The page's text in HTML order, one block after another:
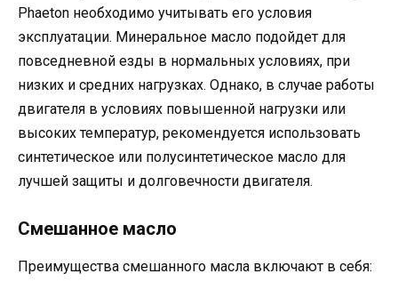
Phaeton необходимо учитывать его условия
эксплуатации. Минеральное масло подойдет для
повседневной езды в нормальных условиях, при
низких и средних нагрузках. Однако, в случае работы
двигателя в условиях повышенной нагрузки или
высоких температур, рекомендуется использовать
синтетическое или полусинтетическое масло для
лучшей защиты и долговечности двигателя.
Смешанное масло
Преимущества смешанного масла включают в себя: